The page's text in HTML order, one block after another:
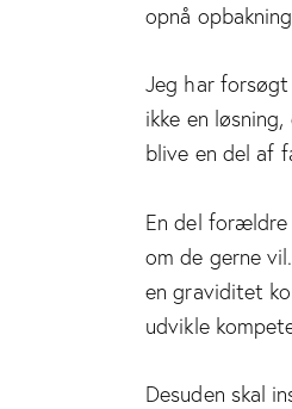
opnå
Jeg har
ikke en
blive en del af
En del
om de gerne
en graviditet
udvikle
Desuden skal